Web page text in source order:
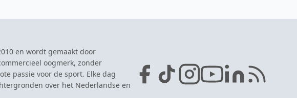
en wordt gemaakt door
oogmerk, zonder
passie voor de sport. Elke dag
over het Nederlandse en